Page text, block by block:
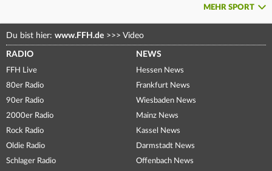
MEHR SPORT
Du bist hier: www.FFH.de >>> Video
RADIO
FFH Live
80er Radio
90er Radio
2000er Radio
Rock Radio
Oldie Radio
Schlager Radio
NEWS
Hessen News
Frankfurt News
Wiesbaden News
Mainz News
Kassel News
Darmstadt News
Offenbach News